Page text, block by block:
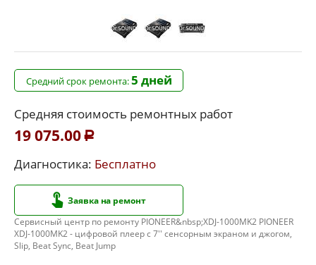
Средний срок ремонта:5 дней
Средняя стоимость ремонтных работ
19 075.00 Р
Диагностика: Бесплатно
Заявка на ремонт
Сервисный центр по ремонту PIONEER&nbsp;XDJ-1000MK2 PIONEER
XDJ-1000MK2 - цифровой плеер с 7'' сенсорным экраном и джогом,
Slip, Beat Sync, Beat Jump